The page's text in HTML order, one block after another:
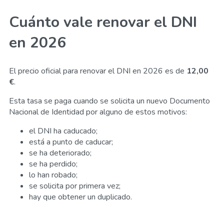
Cuánto vale renovar el DNI
en 2026
El precio oficial para renovar el DNI en 2026 es de 12,00
€.
Esta tasa se paga cuando se solicita un nuevo Documento
Nacional de Identidad por alguno de estos motivos:
el DNI ha caducado;
está a punto de caducar;
se ha deteriorado;
se ha perdido;
lo han robado;
se solicita por primera vez;
hay que obtener un duplicado.